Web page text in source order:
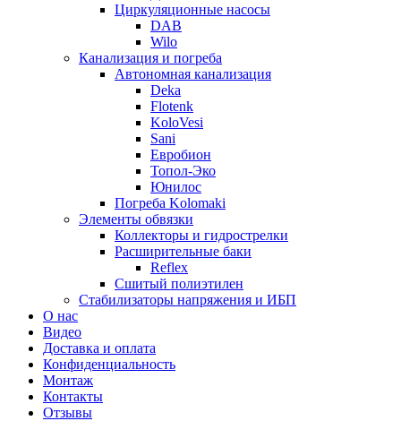
Циркуляционные насосы
DAB
Wilo
Канализация и погреба
Автономная канализация
Deka
Flotenk
KoloVesi
Sani
Евробион
Топол-Эко
Юнилос
Погреба Kolomaki
Элементы обвязки
Коллекторы и гидрострелки
Расширительные баки
Reflex
Сшитый полиэтилен
Стабилизаторы напряжения и ИБП
О нас
Видео
Доставка и оплата
Конфиденциальность
Монтаж
Контакты
Отзывы